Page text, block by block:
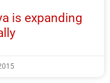
is expanding